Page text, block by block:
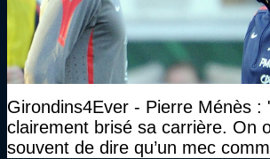
Girondins4Ever - Pierre Ménès :
clairement brisé sa carrière. On
souvent de dire qu’un mec